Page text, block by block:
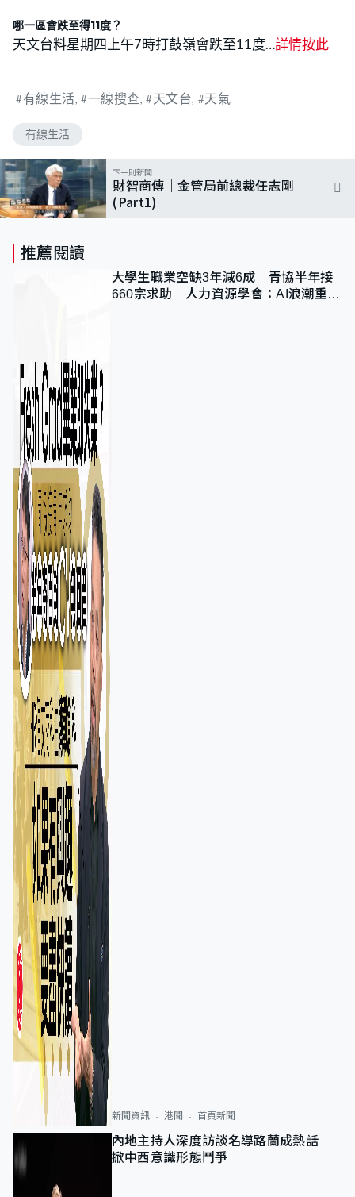
哪一區會跌至得11度？
天文台料星期四上午7時打鼓嶺會跌至11度…詳情按此
有線生活 一線搜查 天文台 天氣
有線生活
下一則新聞
財智商傳｜金管局前總裁任志剛
(Part1)
推薦閱讀
大學生職業空缺3年減6成 青協半年接
660宗求助 人力資源學會：AI浪潮重整
新聞資訊 港聞 首頁新聞
內地主持人深度訪談名導路蘭成熱話
掀中西意識形態鬥爭